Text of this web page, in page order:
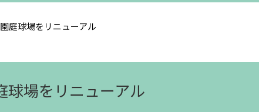
庭球場をリニューアル
球場をリニューアル